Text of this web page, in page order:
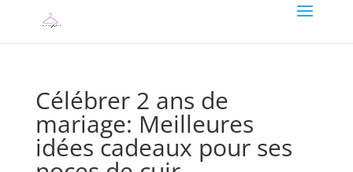
Célébrer 2 ans de
mariage: Meilleures
idées cadeaux pour ses